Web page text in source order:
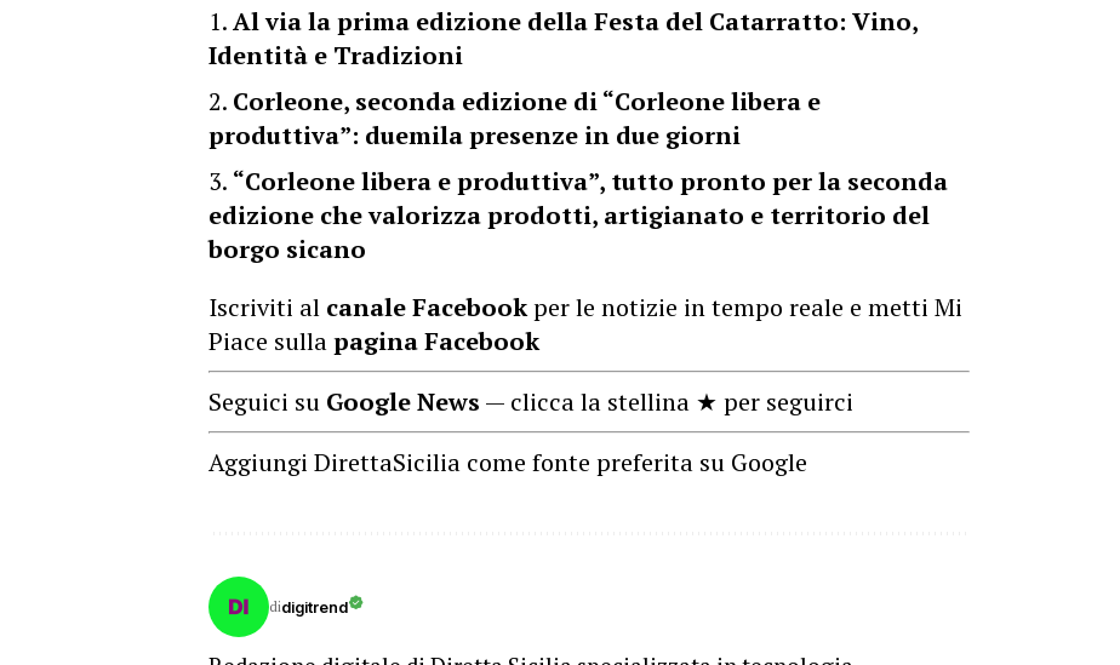
Al via la prima edizione della Festa del Catarratto: Vino,
Identità e Tradizioni
Corleone, seconda edizione di “Corleone libera e
produttiva”: duemila presenze in due giorni
“Corleone libera e produttiva”, tutto pronto per la seconda
edizione che valorizza prodotti, artigianato e territorio del
borgo sicano
Iscriviti al canale Facebookper le notizie in tempo reale e metti Mi
Piace sullapagina Facebook
Seguici su Google News — clicca la stellina ★ per seguirci
Aggiungi DirettaSicilia come fonte preferita su Google
didigitrend